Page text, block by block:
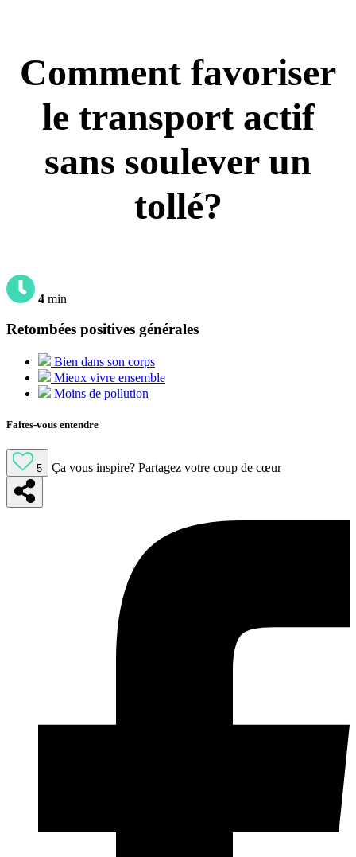
Comment favoriser
le transport actif
sans soulever un
tollé?
4 min
Retombées positives générales
Bien dans son corps
Mieux vivre ensemble
Moins de pollution
Faites-vous entendre
5 Ça vous inspire? Partagez votre coup de cœur